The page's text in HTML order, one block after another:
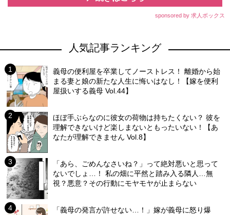
sponsored by 求人ボックス
人気記事ランキング
義母の便利屋を卒業してノーストレス！ 離婚から始
まる妻と娘の新たな人生に悔いはなし！【嫁を便利
屋扱いする義母 Vol.44】
ほぼ手ぶらなのに彼女の荷物は持ちたくない？ 彼を
理解できないけど楽しまないともったいない！【あ
なたが理解できません Vol.8】
「あら、ごめんなさいね？」って絶対悪いと思って
ないでしょ…！ 私の畑に平然と踏み入る隣人…無
視？悪意？その行動にモヤモヤが止まらない
「義母の発言が許せない…！」嫁が義母に怒り爆